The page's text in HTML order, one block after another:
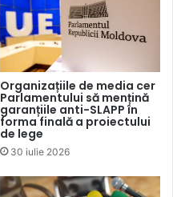
Organizațiile de media cer
Parlamentului să mențină
garanțiile anti-SLAPP în
forma finală a proiectului
de lege
30 iulie 2026